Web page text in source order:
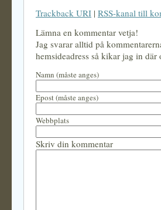
Trackback URI | RSS-kanal till
Lämna en kommentar vetja!
Jag svarar alltid på
hemsideadress så kikar jag in där
Namn (måste anges)
Epost (måste anges)
Webbplats
Skriv din kommentar